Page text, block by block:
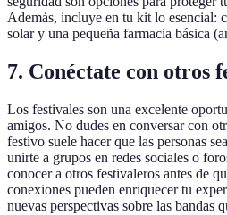
Además, incluye en tu kit lo esencial:
solar y una pequeña farmacia básica
7. Conéctate con otros
Los festivales son una excelente
amigos. No dudes en conversar con
festivo suele hacer que las personas
unirte a grupos en redes sociales o
conocer a otros festivaleros antes de
conexiones pueden enriquecer tu
nuevas perspectivas sobre las bandas